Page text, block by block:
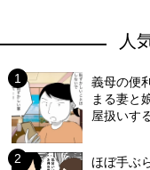
人
義母の便
まる妻と
屋扱いす
ほぼ手ぶ